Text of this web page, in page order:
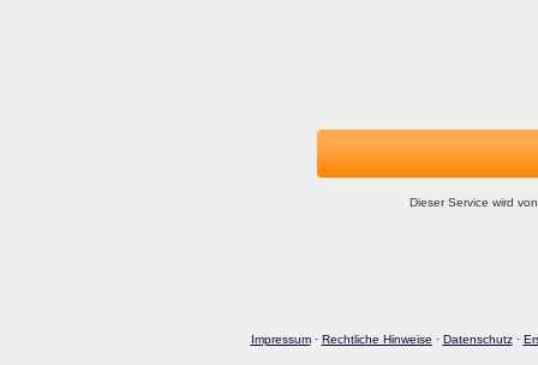
Dieser Service wird
Impressum· Rechtliche Hinweise · Datenschutz·